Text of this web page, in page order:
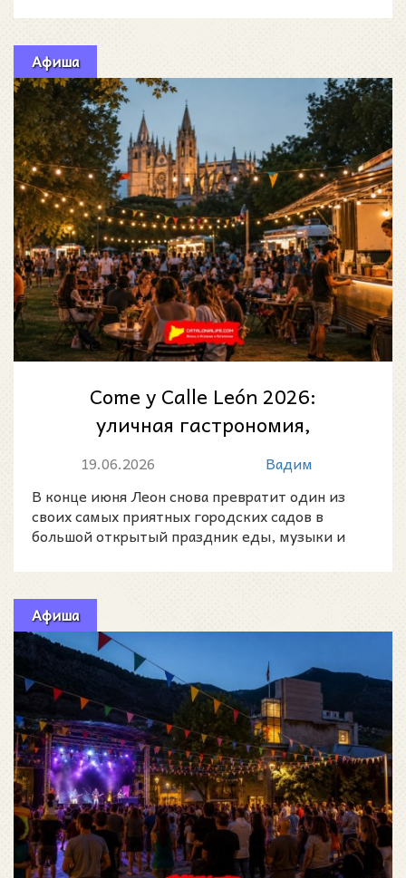
Афиша
Come y Calle León 2026:
уличная гастрономия,
концерты и летняя атмосфера
в сердце Леона
19.06.2026
Вадим
В конце июня Леон снова превратит один из
своих самых приятных городских садов в
большой открытый праздник еды, музыки и
Афиша